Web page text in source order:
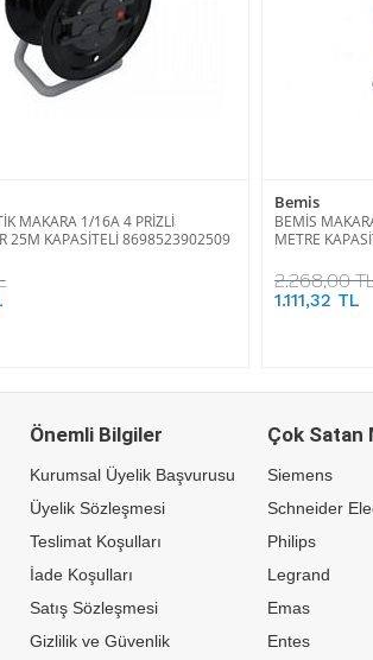
MAKARA 1/16A 4 PRİZLİ
25M KAPASİTELİ 8698523902509
Bemis
BEMİS
METRE
2.268,00
1.111,32 TL
Önemli Bilgiler
Kurumsal Üyelik Başvurusu
Üyelik Sözleşmesi
Teslimat Koşulları
İade Koşulları
Satış Sözleşmesi
Gizlilik ve Güvenlik
Çok Satan
Siemens
Schneider
Philips
Legrand
Emas
Entes